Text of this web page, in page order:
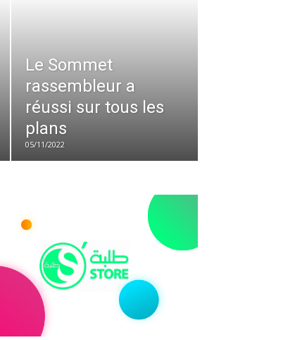
Le Sommet
rassembleur a
réussi sur tous les
plans
05/11/2022